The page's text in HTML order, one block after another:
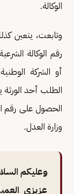
الوكالة.
وتابعت، يتعين
رقم الوكالة
أو الشركة
الطلب أحد الورثة
الحصول على رقم
وزارة العدل.
وعليكم
عزيزي